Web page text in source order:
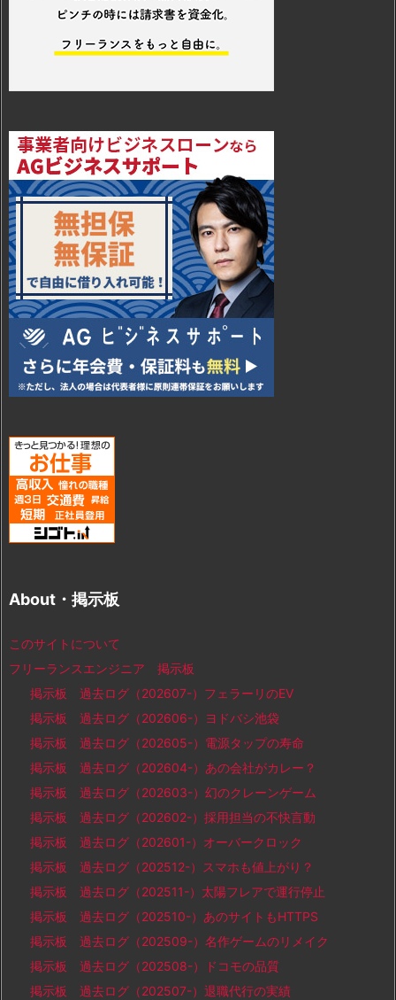
About・掲示板
このサイトについて
フリーランスエンジニア 掲示板
掲示板 過去ログ（202607-）フェラーリのEV
掲示板 過去ログ（202606-）ヨドバシ池袋
掲示板 過去ログ（202605-）電源タップの寿命
掲示板 過去ログ（202604-）あの会社がカレー？
掲示板 過去ログ（202603-）幻のクレーンゲーム
掲示板 過去ログ（202602-）採用担当の不快言動
掲示板 過去ログ（202601-）オーバークロック
掲示板 過去ログ（202512-）スマホも値上がり？
掲示板 過去ログ（202511-）太陽フレアで運行停止
掲示板 過去ログ（202510-）あのサイトもHTTPS
掲示板 過去ログ（202509-）名作ゲームのリメイク
掲示板 過去ログ（202508-）ドコモの品質
掲示板 過去ログ（202507-）退職代行の実績